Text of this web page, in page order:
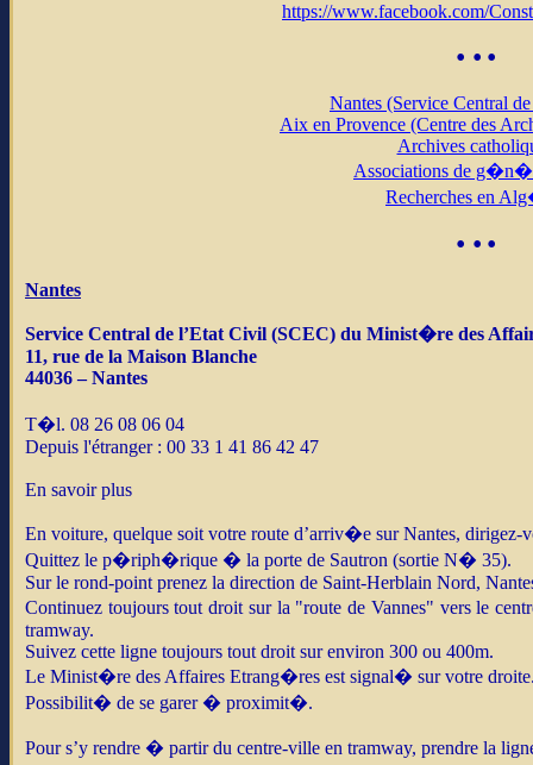
https://www.facebook.com/
• • •
Nantes (Service Central
Aix en Provence (Centre des
Archives
Associations de
Recherches en
• • •
Nantes
Service Central de l’Etat Civil (SCEC) du Minist�re des
11, rue de la Maison Blanche
44036 – Nantes
T�l. 08 26 08 06 04
Depuis l'étranger : 00 33 1 41 86 42 47
En savoir plus
En voiture, quelque soit votre route d’arriv�e sur Nantes,
Quittez le p�riph�rique � la porte de Sautron (sortie N� 35).
Sur le rond-point prenez la direction de Saint-Herblain Nord,
Continuez toujours tout droit sur la "route de Vannes" vers le
tramway.
Suivez cette ligne toujours tout droit sur environ 300 ou 400m.
Le Minist�re des Affaires Etrang�res est signal� sur votre
Possibilit� de se garer � proximit�.
Pour s’y rendre � partir du centre-ville en tramway, prendre la